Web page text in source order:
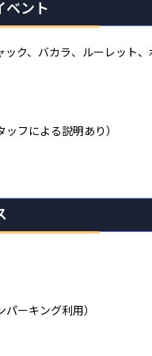
ベント
ック、バカラ、ルーレット
フによる説明あり）
ーキング利用）